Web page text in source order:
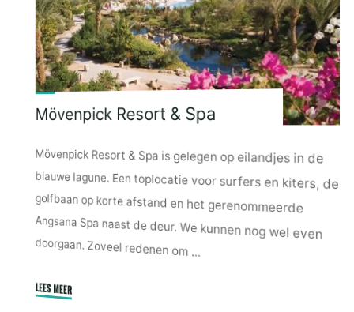
Mövenpick Resort & Spa
Mövenpick Resort & Spa is gelegen op eilandjes in de
blauwe lagune. Een toplocatie voor surfers en kiters, de
golfbaan op korte afstand en het gerenommeerde
Angsana Spa naast de deur. We kunnen nog wel even
doorgaan. Zoveel redenen om …
LEES MEER"Mövenpick
Resort